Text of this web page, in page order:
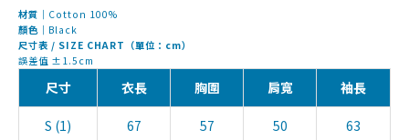
材質｜ Cotton 100%
顏色｜ Black
尺寸表 / SIZE CHART（單位：cm）
誤差值 ±1.5cm
尺寸 衣長 胸圍 肩寬 袖長
S (1) 67 57 50 63